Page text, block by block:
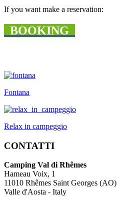
If you want make a reservation:
BOOKING
Fontana
Relax in campeggio
CONTATTI
Camping Val di Rhêmes
Hameau Voix, 1
11010 Rhêmes Saint Georges (AO)
Valle d'Aosta - Italy